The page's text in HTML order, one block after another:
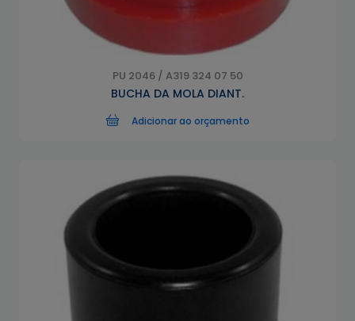
PU 2046 / A319 324 07 50
BUCHA DA MOLA DIANT.
Adicionar ao orçamento